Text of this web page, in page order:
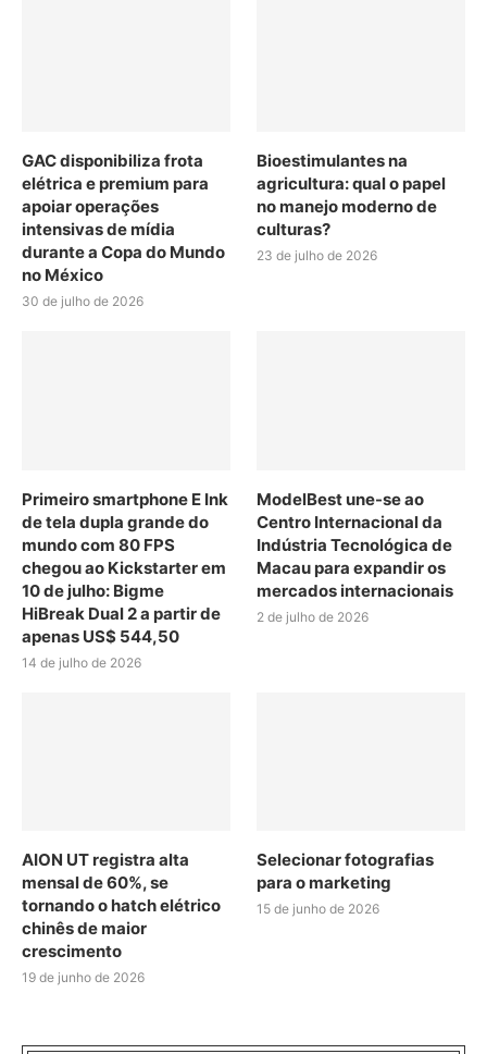
GAC disponibiliza frota
elétrica e premium para
apoiar operações
intensivas de mídia
durante a Copa do Mundo
no México
30 de julho de 2026
Bioestimulantes na
agricultura: qual o papel
no manejo moderno de
culturas?
23 de julho de 2026
Primeiro smartphone E Ink
de tela dupla grande do
mundo com 80 FPS
chegou ao Kickstarter em
10 de julho: Bigme
HiBreak Dual 2 a partir de
apenas US$ 544,50
14 de julho de 2026
ModelBest une-se ao
Centro Internacional da
Indústria Tecnológica de
Macau para expandir os
mercados internacionais
2 de julho de 2026
AION UT registra alta
mensal de 60%, se
tornando o hatch elétrico
chinês de maior
crescimento
19 de junho de 2026
Selecionar fotografias
para o marketing
15 de junho de 2026